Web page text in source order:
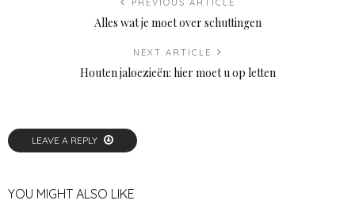
Alles wat je moet over schuttingen
NEXT ARTICLE
Houten jaloezieën: hier moet u op letten
LEAVE A REPLY
YOU MIGHT ALSO LIKE